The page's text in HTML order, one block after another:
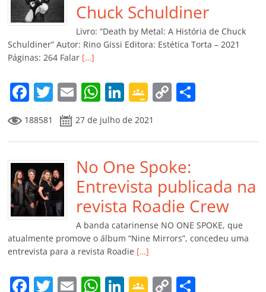
o
k
p a
ss
ro
m
k h
ar
Chuck Schuldiner
Livro: “Death by Metal: A História de Chuck
Schuldiner” Autor: Rino Gissi Editora: Estética Torta – 2021
Páginas: 264 Falar […]
F
a
c
e
b
o
o
k
T
w
itt
er
E
m
ai
l
W
h
at
s
A
p
p
Li
n
k
e
dI
n
G
o
o
gl
e
Cl
a
ss
ro
o
m
C
y
Li
n
k
p
til
h
ar
188581 27 de julho de 2021
No One Spoke:
Entrevista publicada na
revista Roadie Crew
A banda catarinense NO ONE SPOKE, que
atualmente promove o álbum “Nine Mirrors”, concedeu uma
entrevista para a revista Roadie […]
F T E W Li G C